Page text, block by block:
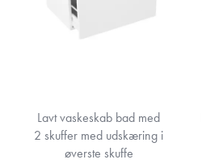
Lavt vaskeskab bad med
2 skuffer med udskæring i
øverste skuffe